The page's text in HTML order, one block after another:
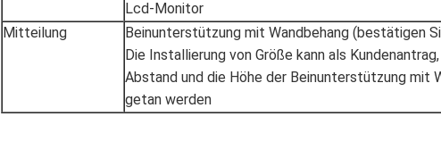
Lcd-Monitor
Mitteilung
Beinunterstützung mit Wandbehang (bestätigen
Die Installierung von Größe kann als
Abstand und die Höhe der Beinunterstützung mit
getan werden